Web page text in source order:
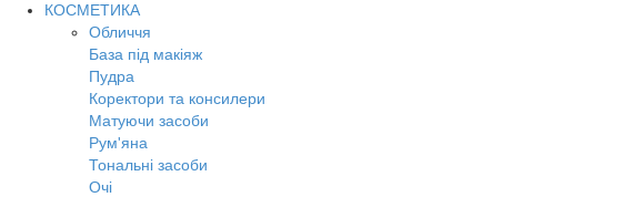
КОСМЕТИКА
Обличчя
База під макіяж
Пудра
Коректори та консилери
Матуючи засоби
Рум'яна
Тональні засоби
Очі